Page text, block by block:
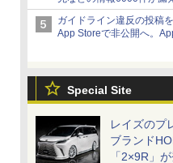
ガイドライン違反の投稿
App Storeで非公開へ。
Special Site
レイズのプ
ブランド
「2×9R」が